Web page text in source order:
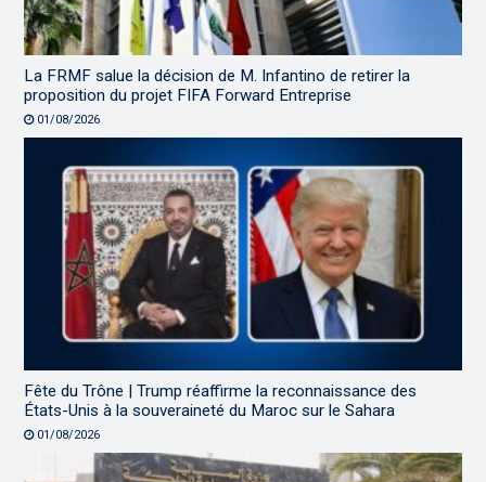
La FRMF salue la décision de M. Infantino de retirer la
proposition du projet FIFA Forward Entreprise
01/08/2026
Fête du Trône | Trump réaffirme la reconnaissance des
États-Unis à la souveraineté du Maroc sur le Sahara
01/08/2026